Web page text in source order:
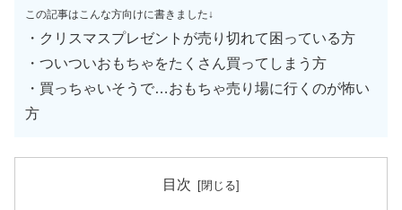
この記事はこんな方向けに書きました↓
・クリスマスプレゼントが売り切れて困っている方
・ついついおもちゃをたくさん買ってしまう方
・買っちゃいそうで…おもちゃ売り場に行くのが怖い
方
目次